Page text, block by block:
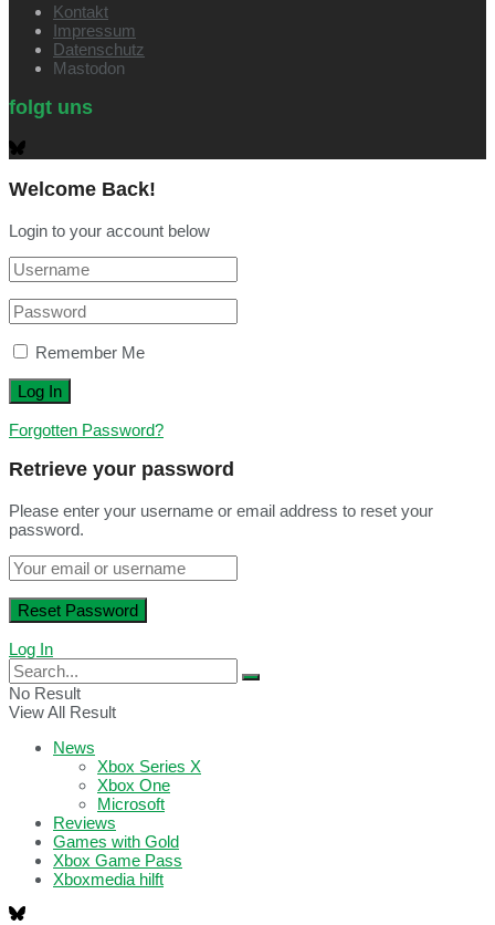
Kontakt
Impressum
Datenschutz
Mastodon
folgt uns
Welcome Back!
Login to your account below
Remember Me
Forgotten Password?
Retrieve your password
Please enter your username or email address to reset your
password.
Log In
No Result
View All Result
News
Xbox Series X
Xbox One
Microsoft
Reviews
Games with Gold
Xbox Game Pass
Xboxmedia hilft